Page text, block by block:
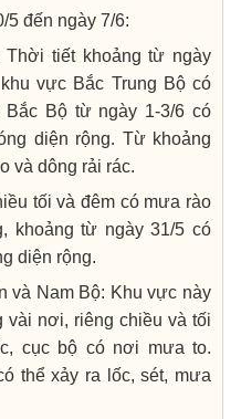
5 đến ngày 7/6:
tiết khoảng từ ngày
vực Bắc Trung Bộ có
Bắc Bộ từ ngày 1-3/6 có
diện rộng. Từ khoảng
và dông rải rác.
tối và đêm có mưa rào
khoảng từ ngày 31/5 có
diện rộng.
và Nam Bộ: Khu vực này
nơi, riêng chiều và tối
cục bộ có nơi mưa to.
thể xảy ra lốc, sét, mưa